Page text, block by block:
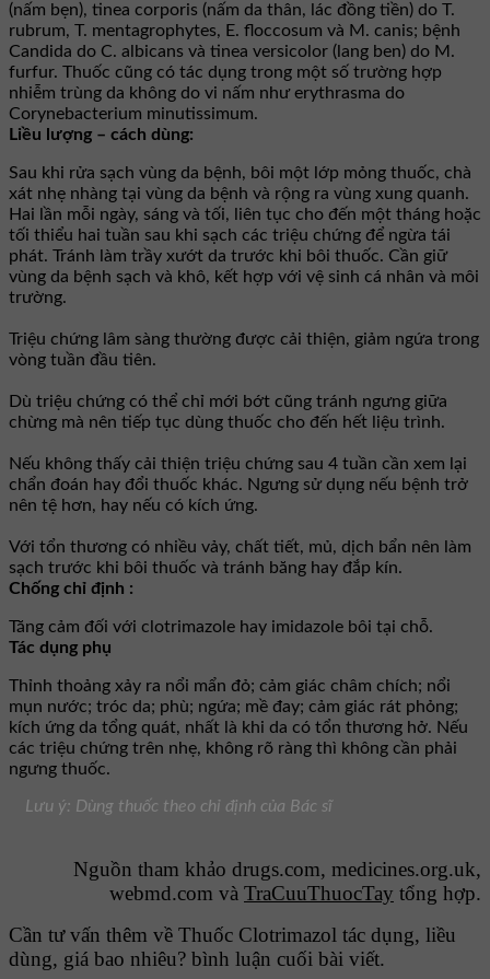
(nấm bẹn), tinea corporis (nấm da thân, lác đồng tiền) do T.
rubrum, T. mentagrophytes, E. floccosum và M. canis; bệnh
Candida do C. albicans và tinea versicolor (lang ben) do M.
furfur. Thuốc cũng có tác dụng trong một số trường hợp
nhiễm trùng da không do vi nấm như erythrasma do
Corynebacterium minutissimum.
Liều lượng – cách dùng:
Sau khi rửa sạch vùng da bệnh, bôi một lớp mỏng thuốc, chà
xát nhẹ nhàng tại vùng da bệnh và rộng ra vùng xung quanh.
Hai lần mỗi ngày, sáng và tối, liên tục cho đến một tháng hoặc
tối thiểu hai tuần sau khi sạch các triệu chứng để ngừa tái
phát. Tránh làm trầy xướt da trước khi bôi thuốc. Cần giữ
vùng da bệnh sạch và khô, kết hợp với vệ sinh cá nhân và môi
trường.
Triệu chứng lâm sàng thường được cải thiện, giảm ngứa trong
vòng tuần đầu tiên.
Dù triệu chứng có thể chỉ mới bớt cũng tránh ngưng giữa
chừng mà nên tiếp tục dùng thuốc cho đến hết liệu trình.
Nếu không thấy cải thiện triệu chứng sau 4 tuần cần xem lại
chẩn đoán hay đổi thuốc khác. Ngưng sử dụng nếu bệnh trở
nên tệ hơn, hay nếu có kích ứng.
Với tổn thương có nhiều vảy, chất tiết, mủ, dịch bẩn nên làm
sạch trước khi bôi thuốc và tránh băng hay đắp kín.
Chống chỉ định :
Tăng cảm đối với clotrimazole hay imidazole bôi tại chỗ.
Tác dụng phụ
Thỉnh thoảng xảy ra nổi mẩn đỏ; cảm giác châm chích; nổi
mụn nước; tróc da; phù; ngứa; mề đay; cảm giác rát phỏng;
kích ứng da tổng quát, nhất là khi da có tổn thương hở. Nếu
các triệu chứng trên nhẹ, không rõ ràng thì không cần phải
ngưng thuốc.
Lưu ý: Dùng thuốc theo chỉ định của Bác sĩ
Nguồn tham khảo drugs.com, medicines.org.uk,
webmd.com và TraCuuThuocTay tổng hợp.
Cần tư vấn thêm về Thuốc Clotrimazol tác dụng, liều
dùng, giá bao nhiêu? bình luận cuối bài viết.